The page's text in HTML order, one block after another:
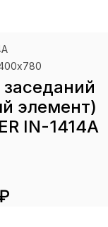
элемент)
IN-1414A